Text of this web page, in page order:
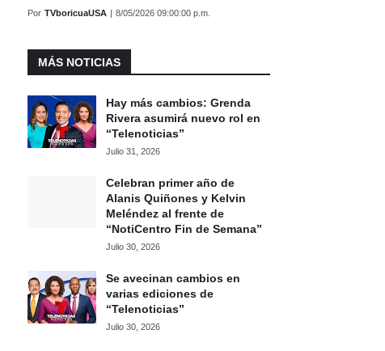
Por TVboricuaUSA | 8/05/2026 09:00:00 p.m.
MÁS NOTICIAS
Hay más cambios: Grenda
Rivera asumirá nuevo rol en
“Telenoticias”
Julio 31, 2026
Celebran primer año de
Alanis Quiñones y Kelvin
Meléndez al frente de
“NotiCentro Fin de Semana”
Julio 30, 2026
Se avecinan cambios en
varias ediciones de
“Telenoticias”
Julio 30, 2026